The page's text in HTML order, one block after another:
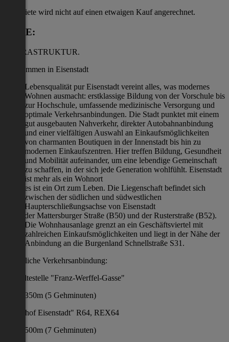
Die Miete wird nicht auf einen etwaigen Kauf angerechnet.
LAGE:
/ INFRASTRUKTUR.
Willkommen in Eisenstadt
Lebensqualität pur Eisenstadt vereint alles, was modernes
Wohnen ausmacht: erstklassige Bildung von der Vorschule bis
zur Hochschule, umfassende medizinische Versorgung und
optimale Verkehrsanbindungen. Die Stadt punktet mit einem
gut ausgebauten Nahverkehr, direkter Autobahnanbindung
und einer vielfältigen Auswahl an Einkaufsmöglichkeiten
von charmanten Boutiquen in der Innenstadt bis hin zu
modernen Einkaufszentren. Hier treffen Bildung, Gesundheit
und Mobilität aufeinander, um eine lebendige Gemeinschaft
zu schaffen, in der sich jede Generation wohlfühlt. Eisenstadt
ist mehr als ein Wohnort
es ist ein Ort zum Leben. Die Liegenschaft befindet sich
zwischen der südlichen und südwestlichen
Haupterschließungsachse von Eisenstadt
der Mattersburger Straße (B50) und der Rusterstraße (B52).
Die Wohnhausanlage grenzt an ein Geschäftsviertel mit
zahlreichen Einkaufsmöglichkeiten und liegt in der Nähe der
Anbindung an die Burgenland Schnellstraße S31.
Öffentliche Verkehrsanbindung:
Bushaltestelle "Franz-Werffel-Gasse"
350m (5 Gehminuten)
"Bahnhof Eisenstadt" R64, REX64
500m (7 Gehminuten)